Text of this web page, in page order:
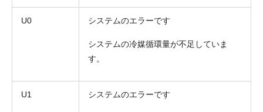
U0 システムのエラーです
システムの冷媒循環量が不足していま
す。
U1 システムのエラーです